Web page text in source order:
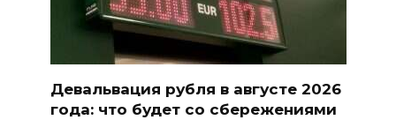
Девальвация рубля в августе 2026
года: что будет со сбережениями